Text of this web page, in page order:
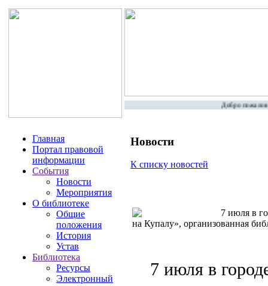
Добро
Главная
Портал правовой
информации
События
Новости
Мероприятия
О библиотеке
Общие
положения
История
Устав
Библиотека
Ресурсы
Электронный
Новости
К списку новостей
7 июля в
на Купалу», организованная
7 июля в